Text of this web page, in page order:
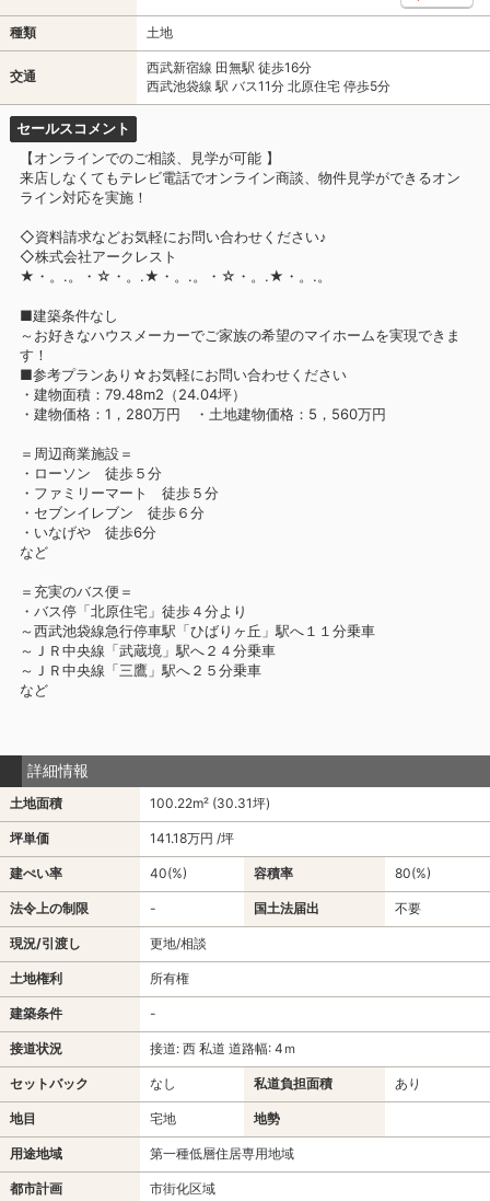
種類 土地
交通
西武新宿線 田無駅 徒歩16分
西武池袋線 駅 バス11分 北原住宅 停歩5分
セールスコメント
【オンラインでのご相談、見学が可能 】
来店しなくてもテレビ電話でオンライン商談、物件見学ができるオン
ライン対応を実施！
◇資料請求などお気軽にお問い合わせください♪
◇株式会社アークレスト
★・。.。・☆・。.★・。.。・☆・。.★・。.。
■建築条件なし
～お好きなハウスメーカーでご家族の希望のマイホームを実現できま
す！
■参考プランあり☆お気軽にお問い合わせください
・建物面積：79.48m2（24.04坪）
・建物価格：1，280万円 ・土地建物価格：5，560万円
＝周辺商業施設＝
・ローソン 徒歩５分
・ファミリーマート 徒歩５分
・セブンイレブン 徒歩６分
・いなげや 徒歩6分
など
＝充実のバス便＝
・バス停「北原住宅」徒歩４分より
～西武池袋線急行停車駅「ひばりヶ丘」駅へ１１分乗車
～ＪＲ中央線「武蔵境」駅へ２４分乗車
～ＪＲ中央線「三鷹」駅へ２５分乗車
など
詳細情報
土地面積 100.22m² (30.31坪)
坪単価 141.18万円 /坪
建ぺい率 40(%) 容積率 80(%)
法令上の制限 - 国土法届出 不要
現況/引渡し 更地/相談
土地権利 所有権
建築条件 -
接道状況 接道: 西 私道 道路幅: 4ｍ
セットバック なし 私道負担面積 あり
地目 宅地 地勢
用途地域 第一種低層住居専用地域
都市計画 市街化区域